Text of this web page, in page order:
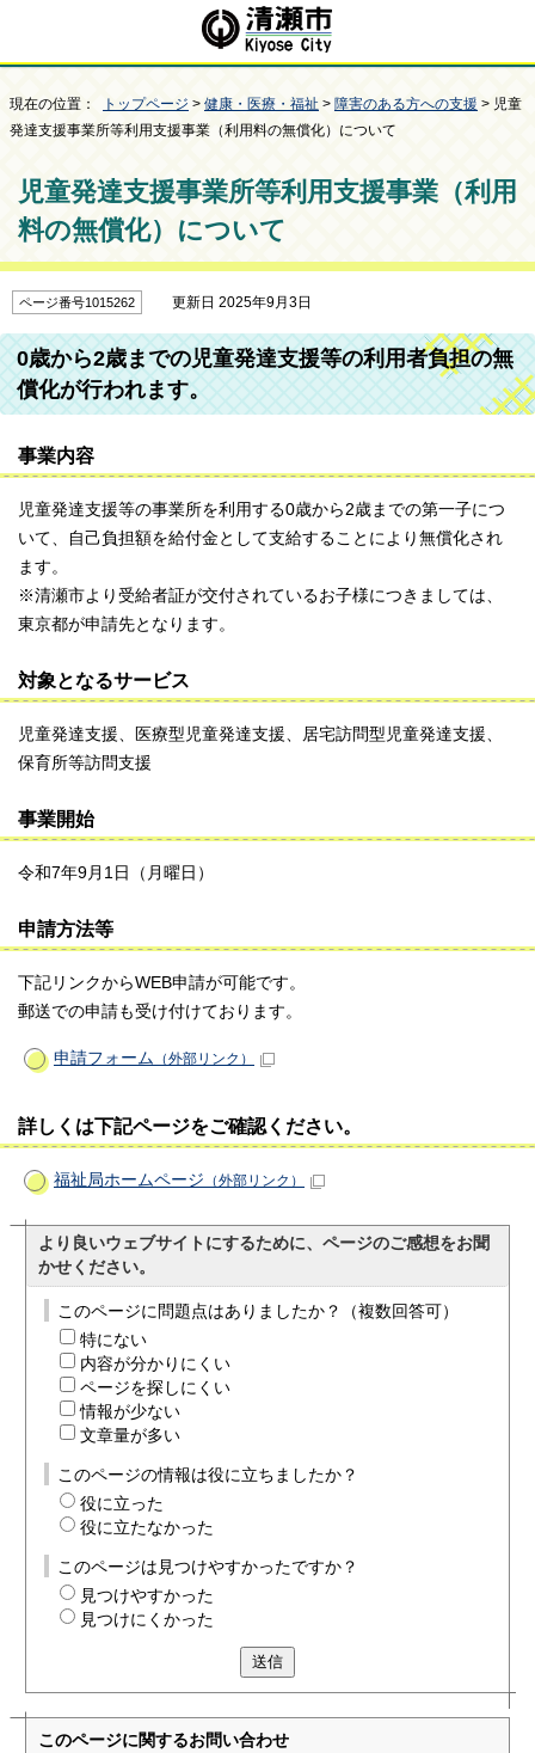
現在の位置： トップページ > 健康・医療・福祉 > 障害のある方への支援 > 児童
発達支援事業所等利用支援事業（利用料の無償化）について
児童発達支援事業所等利用支援事業（利用
料の無償化）について
ページ番号1015262 更新日 2025年9月3日
0歳から2歳までの児童発達支援等の利用者負担の無
償化が行われます。
事業内容
児童発達支援等の事業所を利用する0歳から2歳までの第一子につ
いて、自己負担額を給付金として支給することにより無償化され
ます。
※清瀬市より受給者証が交付されているお子様につきましては、
東京都が申請先となります。
対象となるサービス
児童発達支援、医療型児童発達支援、居宅訪問型児童発達支援、
保育所等訪問支援
事業開始
令和7年9月1日（月曜日）
申請方法等
下記リンクからWEB申請が可能です。
郵送での申請も受け付けております。
申請フォーム （外部リンク）
詳しくは下記ページをご確認ください。
福祉局ホームページ （外部リンク）
より良いウェブサイトにするために、ページのご感想をお聞
かせください。
このページに問題点はありましたか？（複数回答可）
特にない
内容が分かりにくい
ページを探しにくい
情報が少ない
文章量が多い
このページの情報は役に立ちましたか？
役に立った
役に立たなかった
このページは見つけやすかったですか？
見つけやすかった
見つけにくかった
送信
このページに関するお問い合わせ